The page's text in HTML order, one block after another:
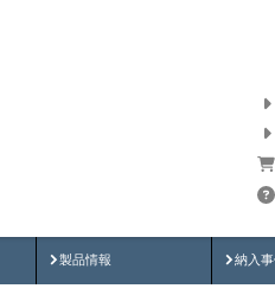
製品情報
製品動画 納入
納